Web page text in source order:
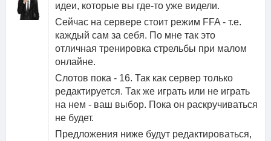
идеи, которые вы где-то уже видели.
Сейчас на сервере стоит режим FFA - т.е.
каждый сам за себя. По мне так это
отличная тренировка стрельбы при малом
онлайне.
Слотов пока - 16. Так как сервер только
редактируется. Так же играть или не играть
на нем - ваш выбор. Пока он раскручиваться
не будет.
Предложения ниже будут редактироваться,